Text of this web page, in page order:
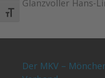
Schrift vergrößern
Glanzvoller Hans-
Der MKV –